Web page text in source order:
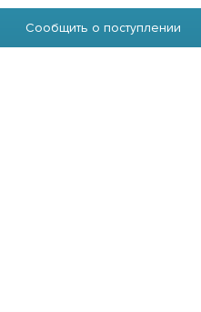
Сообщить о поступлении